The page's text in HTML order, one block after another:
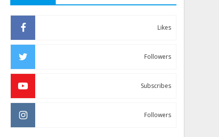
Likes
Followers
Subscribes
Followers